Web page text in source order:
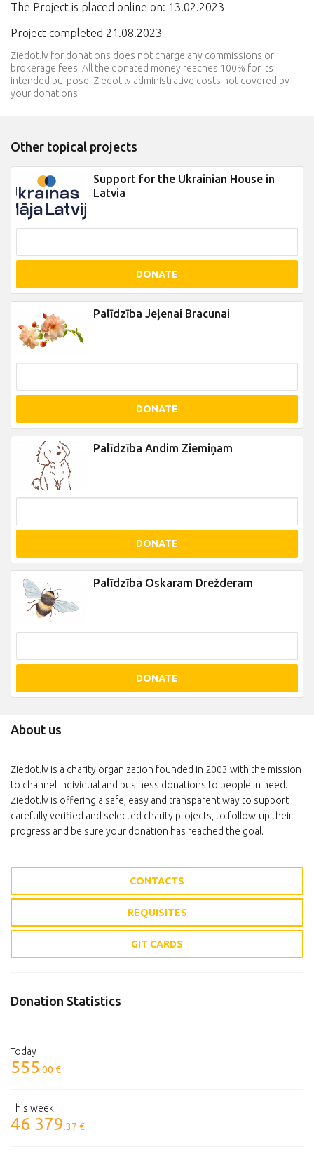
The Project is placed online on: 13.02.2023
Project completed 21.08.2023
Ziedot.lv for donations does not charge any commissions or
brokerage fees. All the donated money reaches 100% for its
intended purpose. Ziedot.lv administrative costs not covered by
your donations.
Other topical projects
Support for the Ukrainian House in
Latvia
DONATE
Palīdzība Jeļenai Bracunai
DONATE
Palīdzība Andim Ziemiņam
DONATE
Palīdzība Oskaram Drežderam
DONATE
About us
Ziedot.lv is a charity organization founded in 2003 with the mission
to channel individual and business donations to people in need.
Ziedot.lv is offering a safe, easy and transparent way to support
carefully verified and selected charity projects, to follow-up their
progress and be sure your donation has reached the goal.
CONTACTS
REQUISITES
GIT CARDS
Donation Statistics
Today
555.00 €
This week
46 379.37 €